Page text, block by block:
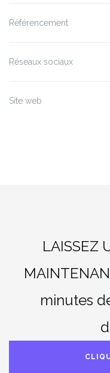
Référencement
Réseaux sociaux
Site web
LAISSEZ
minutes